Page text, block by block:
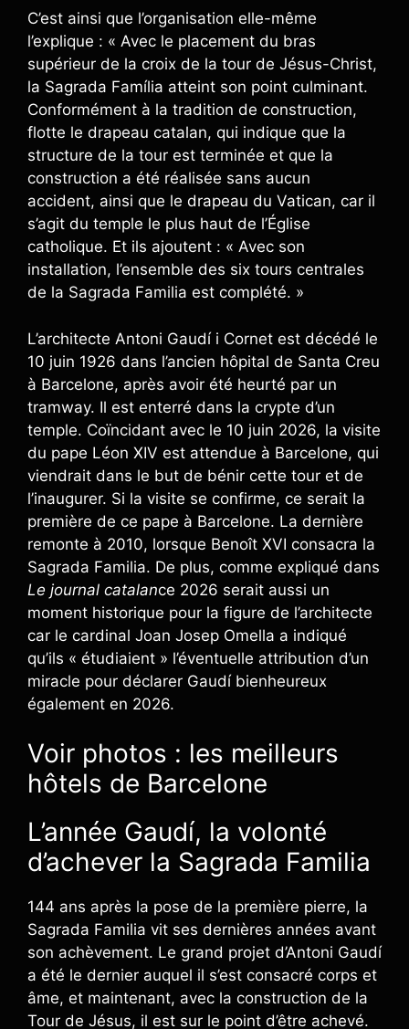
C’est ainsi que l’organisation elle-même
l’explique : « Avec le placement du bras
supérieur de la croix de la tour de Jésus-Christ,
la Sagrada Família atteint son point culminant.
Conformément à la tradition de construction,
flotte le drapeau catalan, qui indique que la
structure de la tour est terminée et que la
construction a été réalisée sans aucun
accident, ainsi que le drapeau du Vatican, car il
s’agit du temple le plus haut de l’Église
catholique. Et ils ajoutent : « Avec son
installation, l’ensemble des six tours centrales
de la Sagrada Familia est complété. »
L’architecte Antoni Gaudí i Cornet est décédé le
10 juin 1926 dans l’ancien hôpital de Santa Creu
à Barcelone, après avoir été heurté par un
tramway. Il est enterré dans la crypte d’un
temple. Coïncidant avec le 10 juin 2026, la visite
du pape Léon XIV est attendue à Barcelone, qui
viendrait dans le but de bénir cette tour et de
l’inaugurer. Si la visite se confirme, ce serait la
première de ce pape à Barcelone. La dernière
remonte à 2010, lorsque Benoît XVI consacra la
Sagrada Familia. De plus, comme expliqué dans
Le journal catalance 2026 serait aussi un
moment historique pour la figure de l’architecte
car le cardinal Joan Josep Omella a indiqué
qu’ils « étudiaient » l’éventuelle attribution d’un
miracle pour déclarer Gaudí bienheureux
également en 2026.
Voir photos : les meilleurs
hôtels de Barcelone
L’année Gaudí, la volonté
d’achever la Sagrada Familia
144 ans après la pose de la première pierre, la
Sagrada Familia vit ses dernières années avant
son achèvement. Le grand projet d’Antoni Gaudí
a été le dernier auquel il s’est consacré corps et
âme, et maintenant, avec la construction de la
Tour de Jésus, il est sur le point d’être achevé.